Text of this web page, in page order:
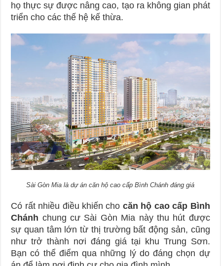
họ thực sự được nâng cao, tạo ra không gian phát
triển cho các thế hệ kế thừa.
Sài Gòn Mia là dự án căn hộ cao cấp Bình Chánh đáng giá
Có rất nhiều điều khiến cho căn hộ cao cấp Bình
Chánh chung cư Sài Gòn Mia này thu hút được
sự quan tâm lớn từ thị trường bất động sản, cũng
như trở thành nơi đáng giá tại khu Trung Sơn.
Bạn có thể điểm qua những lý do đáng chọn dự